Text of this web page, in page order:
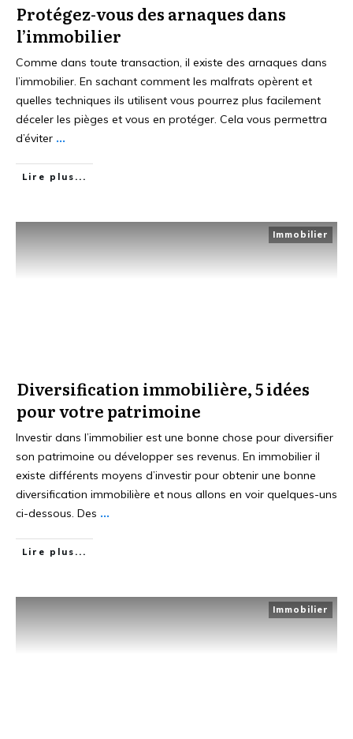
Protégez-vous des arnaques dans
l’immobilier
Comme dans toute transaction, il existe des arnaques dans
l’immobilier. En sachant comment les malfrats opèrent et
quelles techniques ils utilisent vous pourrez plus facilement
déceler les pièges et vous en protéger. Cela vous permettra
d’éviter ...
Lire plus...
Immobilier
Diversification immobilière, 5 idées
pour votre patrimoine
Investir dans l’immobilier est une bonne chose pour diversifier
son patrimoine ou développer ses revenus. En immobilier il
existe différents moyens d’investir pour obtenir une bonne
diversification immobilière et nous allons en voir quelques-uns
ci-dessous. Des ...
Lire plus...
Immobilier